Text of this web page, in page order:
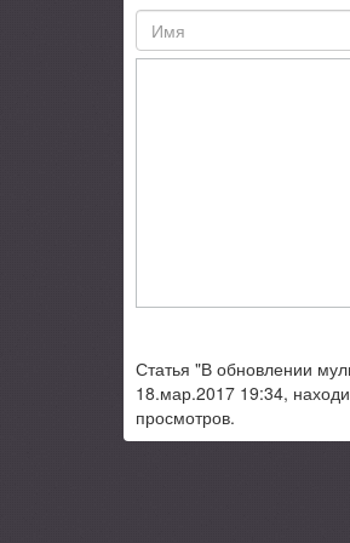
Статья "В обновлении
18.мар.2017 19:34,
просмотров.